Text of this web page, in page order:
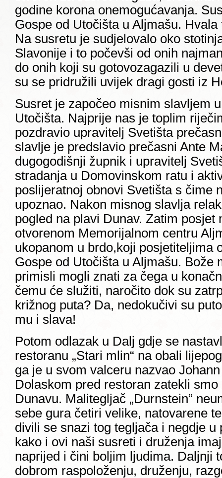
godine korona onemogućavanja.
Gospe od Utočišta u Aljmašu.
Na susretu je sudjelovalo oko
Slavonije i to počevši od onih
do onih koji su gotovozagazili u
su se pridružili uvijek dragi gosti iz
Susret je započeo misnim slavljem
Utočišta. Najprije nas je toplim
pozdravio upravitelj Svetišta
slavlje je predslavio prečasni Ante
dugogodišnji župnik i upravitelj
stradanja u Domovinskom ratu i
poslijeratnoj obnovi Svetišta s čime
upoznao. Nakon misnog slavlja
pogled na plavi Dunav. Zatim posjet
otvorenom Memorijalnom centru
ukopanom u brdo,koji posjetiteljima
Gospe od Utočišta u Aljmašu. Bože
primisli mogli znati za čega u
čemu će služiti, naročito dok su
križnog puta? Da, nedokučivi su
mu i slava!
Potom odlazak u Dalj gdje se
restoranu „Stari mlin“ na obali
ga je u svom valceru nazvao
Dolaskom pred restoran zatekli
Dunavu. Malitegljač „Durnstein“
sebe gura četiri velike, natovarene
divili se snazi tog tegljača i negdje
kako i ovi naši susreti i druženja
naprijed i čini boljim ljudima. Daljnji
dobrom raspoloženju, druženju,